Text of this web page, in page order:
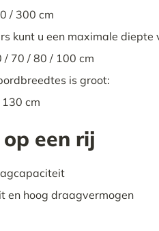
/ 300 cm
kunt u een maximale diepte
/ 70 / 80 / 100 cm
is groot:
cm
een rij
en hoog draagvermogen